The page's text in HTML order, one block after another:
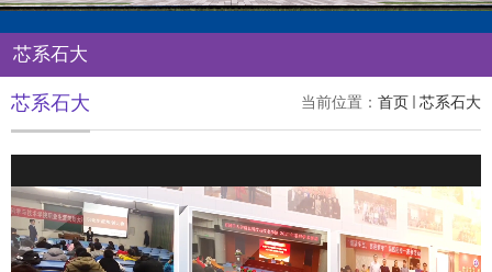
芯系石大
当前位置： 首页 芯系石大
芯系石大